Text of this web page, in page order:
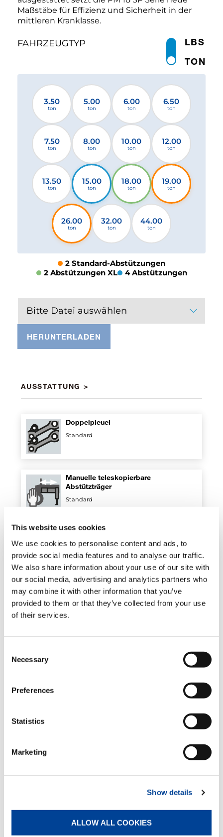
This website uses cookies
We use cookies to personalise content and ads, to
provide social media features and to analyse our traffic.
We also share information about your use of our site with
our social media, advertising and analytics partners who
may combine it with other information that you’ve
provided to them or that they’ve collected from your use
of their services.
Selection
Necessary
Preferences
Statistics
Marketing
Show details
ALLOW ALL COOKIES
Maßstäbe für Effizienz und Sicherheit in der
mittleren Kranklasse.
FAHRZEUGTYP
TON
LBS
3.50
ton
5.00
ton
6.00
ton
6.50
ton
7.50
ton
8.00
ton
10.00
ton
12.00
ton
13.50
ton
15.00
ton
18.00
ton
19.00
ton
26.00
ton
32.00
ton
44.00
ton
2 Standard-Abstützungen
2 Abstützungen XL
4 Abstützungen
Bitte Datei auswählen
HERUNTERLADEN
AUSSTATTUNG
Doppelpleuel
Standard
Manuelle teleskopierbare
Abstützträger
Standard
Funkfernsteuerung multifunktional
Standard
Block für proportionale
Hydraulikventile
Elektrohydraulischer
Drehbegrenzungsschalter